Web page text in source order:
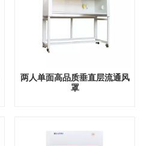
两人单面高品质垂直层流通风
罩